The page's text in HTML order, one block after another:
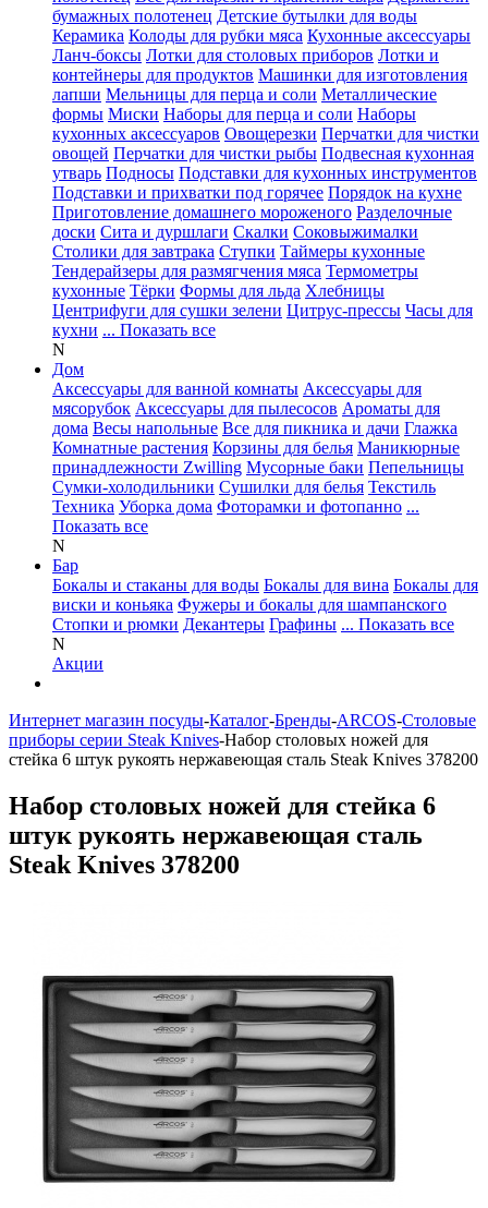
бумажных полотенец Детские бутылки для воды
Керамика Колоды для рубки мяса Кухонные аксессуары
Ланч-боксы Лотки для столовых приборов Лотки и
контейнеры для продуктов Машинки для изготовления
лапши Мельницы для перца и соли Металлические
формы Миски Наборы для перца и соли Наборы
кухонных аксессуаров Овощерезки Перчатки для чистки
овощей Перчатки для чистки рыбы Подвесная кухонная
утварь Подносы Подставки для кухонных инструментов
Подставки и прихватки под горячее Порядок на кухне
Приготовление домашнего мороженого Разделочные
доски Сита и дуршлаги Скалки Соковыжималки
Столики для завтрака Ступки Таймеры кухонные
Тендерайзеры для размягчения мяса Термометры
кухонные Тёрки Формы для льда Хлебницы
Центрифуги для сушки зелени Цитрус-прессы Часы для
кухни ... Показать все
N
Дом
Аксессуары для ванной комнаты Аксессуары для
мясорубок Аксессуары для пылесосов Ароматы для
дома Весы напольные Все для пикника и дачи Глажка
Комнатные растения Корзины для белья Маникюрные
принадлежности Zwilling Мусорные баки Пепельницы
Сумки-холодильники Сушилки для белья Текстиль
Техника Уборка дома Фоторамки и фотопанно ...
Показать все
N
Бар
Бокалы и стаканы для воды Бокалы для вина Бокалы для
виски и коньяка Фужеры и бокалы для шампанского
Стопки и рюмки Декантеры Графины ... Показать все
N
Акции
Интернет магазин посуды-Каталог-Бренды-ARCOS-Столовые
приборы серии Steak Knives-Набор столовых ножей для
стейка 6 штук рукоять нержавеющая сталь Steak Knives 378200
Набор столовых ножей для стейка 6
штук рукоять нержавеющая сталь
Steak Knives 378200